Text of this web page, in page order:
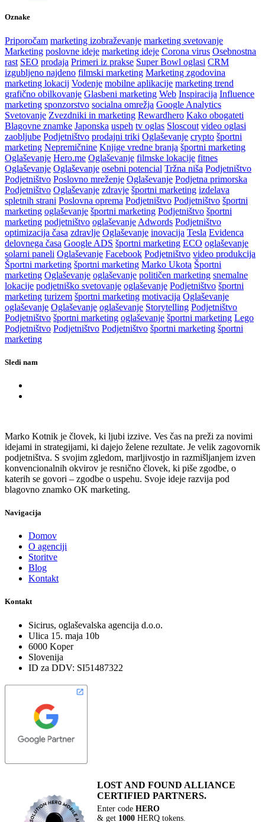
Oznake
Priporočam marketing izobraževanje marketing svetovanje
Marketing poslovne ideje marketing ideje Corona virus Osebnostna
rast SEO prodaja Primeri iz prakse Super Bowl oglasi CRM
izgubljeno najdeno filmski marketing Marketing zgodovina
marketing lokacij Vodenje mobilne aplikacije marketing trend
grafično obilkovanje Glasbeni marketing Web Inspiracija Influence
marketing sponzorstvo socialna omrežja Google Analytics
Svetovanje Zvezdniki in marketing Rewardhero Kako obogateti
Blagovne znamke Japonska uspeh tv oglas Sloscout video oglasi
zaobljube Podjetništvo prodajni triki Oglaševanje crypto športni
marketing Nepremičnine Knjige vredne branja športni marketing
Oglaševanje Hero.me Oglaševanje filmske lokacije fitnes
Oglaševanje Oglaševanje osebni potencial Tržna niša Podjetništvo
Podjetništvo Poslovno mreženje Oglaševanje Podjetna primorska
Podjetništvo Oglaševanje zdravje športni marketing izdelava
spletnih strani Poslovna oprema Podjetništvo Podjetništvo športni
marketing oglaševanje športni marketing Podjetništvo športni
marketing podjetništvo oglaševanje Adwords Podjetništvo
optimizacija časa zdravlje Oglaševanje inovacija Tesla Evidenca
delovnega časa Google ADS športni marketing ECO oglaševanje
solarni paneli Oglaševanje Facebook Podjetništvo video produkcija
Športni marketing športni marketing Marko Ukota Športni
marketing Oglaševanje oglaševanje političen marketing snemalne
lokacije podjetniško svetovanje oglaševanje Podjetništvo športni
marketing turizem športni marketing motivacija Oglaševanje
oglaševanje Oglaševanje oglaševanje Storytelling Podjetništvo
Podjetništvo športni marketing oglaševanje športni marketing Lego
Podjetništvo Podjetništvo Podjetništvo športni marketing športni
marketing
Sledi nam
Marko Kotnik je človek, ki ljubi izzive. Ves čas na preži za novimi
idejami in strategijami, ki dajejo želene rezultate. Je velik zagovornik
podjetništva. S svojim zgledom, marljivostjo in razmišljanjem izven
konvencionalnih okvirov je resnično človek, ki piše zgodbe, o
katerih se govori – zgodbe o uspehu. Svoje ideje razvija pod
blagovno znamko OK marketing.
Navigacija
Domov
O agenciji
Storitve
Blog
Kontakt
Kontakt
Sicirus, oglaševalska agencija d.o.o.
Ulica 15. maja 10b
6000 Koper
Slovenija
ID za DDV: SI51487322
LOST AND FOUND ALLIANCE
CERTIFIED PARTNERS.
Enter codeHERO
& get 1000 HERQ tokens.